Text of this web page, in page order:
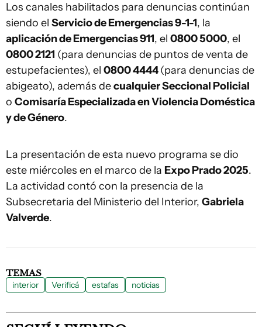
Los canales habilitados para denuncias continúan
siendo el Servicio de Emergencias 9-1-1, la
aplicación de Emergencias 911, el 0800 5000, el
0800 2121 (para denuncias de puntos de venta de
estupefacientes), el 0800 4444(para denuncias de
abigeato), además decualquier Seccional Policial
o Comisaría Especializada en Violencia Doméstica
y de Género.
La presentación de esta nuevo programa se dio
este miércoles en el marco de la Expo Prado 2025.
La actividad contó con la presencia de la
Subsecretaria del Ministerio del Interior, Gabriela
Valverde.
TEMAS
interior Verificá estafas noticias